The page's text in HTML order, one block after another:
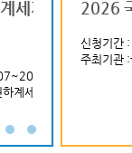
공개 채용 (국제
세계대학경기대
05-12
계세계대학경기대회조직
2026년도 제
모집인원 : 0명
파견기간 : ~
스포츠 실무역량
04-30~2026-05-17
체육진흥공단
2026
신청기
주최기관